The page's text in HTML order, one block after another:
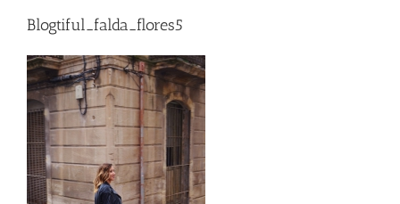
Blogtiful_falda_flores5